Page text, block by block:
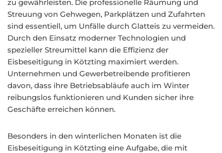
zu gewährleisten. Die professionelle Räumung und
Streuung von Gehwegen, Parkplätzen und Zufahrten
sind essentiell, um Unfälle durch Glatteis zu vermeiden.
Durch den Einsatz moderner Technologien und
spezieller Streumittel kann die Effizienz der
Eisbeseitigung in Kötzting maximiert werden.
Unternehmen und Gewerbetreibende profitieren
davon, dass ihre Betriebsabläufe auch im Winter
reibungslos funktionieren und Kunden sicher ihre
Geschäfte erreichen können.
Besonders in den winterlichen Monaten ist die
Eisbeseitigung in Kötzting eine Aufgabe, die mit